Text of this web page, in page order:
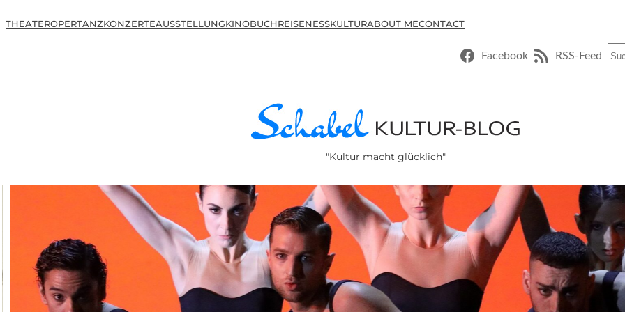
THEATEROPERTANZKONZERTEAUSSTELLUNGKINOBUCHREISENESSKULTURABOUT MECONTACT
Facebook RSS-Feed
"Kultur macht glücklich"